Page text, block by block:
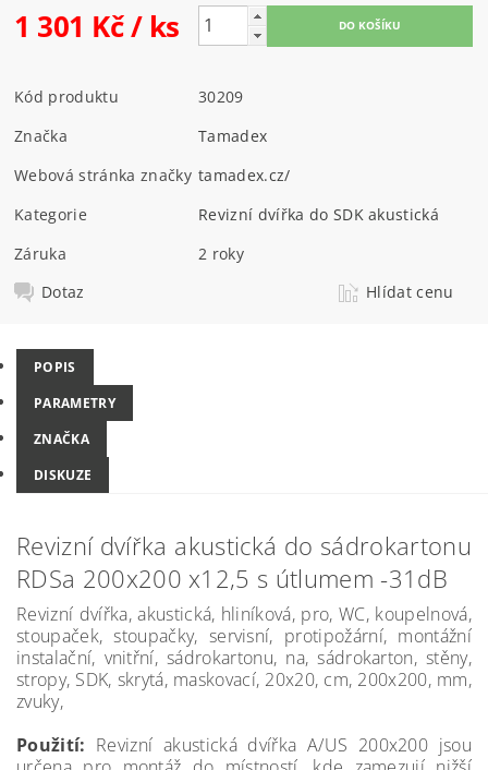
1 301 Kč/ ks
Kód produktu
30209
Značka
Tamadex
Webová stránka značky tamadex.cz/
Kategorie
Revizní dvířka do SDK akustická
Záruka
2 roky
Dotaz
Hlídat cenu
POPIS
PARAMETRY
ZNAČKA
DISKUZE
Revizní dvířka akustická do sádrokartonu
RDSa 200x200 x12,5 s útlumem -31dB
Revizní dvířka, akustická, hliníková, pro, WC, koupelnová,
stoupaček, stoupačky, servisní, protipožární, montážní
instalační, vnitřní, sádrokartonu, na, sádrokarton, stěny,
stropy, SDK, skrytá, maskovací, 20x20, cm, 200x200, mm,
zvuky,
Použití: Revizní akustická dvířka A/US 200x200 jsou